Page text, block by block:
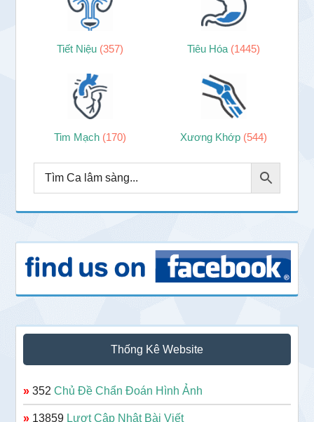
Tiết Niệu (357) Tiêu Hóa (1445)
Tim Mạch (170) Xương Khớp (544)
Thống Kê Website
» 352Chủ Đề Chẩn Đoán Hình Ảnh
» 13859 Lượt Cập Nhật Bài Viết